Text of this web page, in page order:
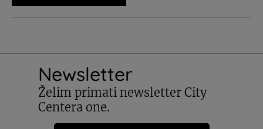
Newsletter
Želim primati newsletter City
Centera one.